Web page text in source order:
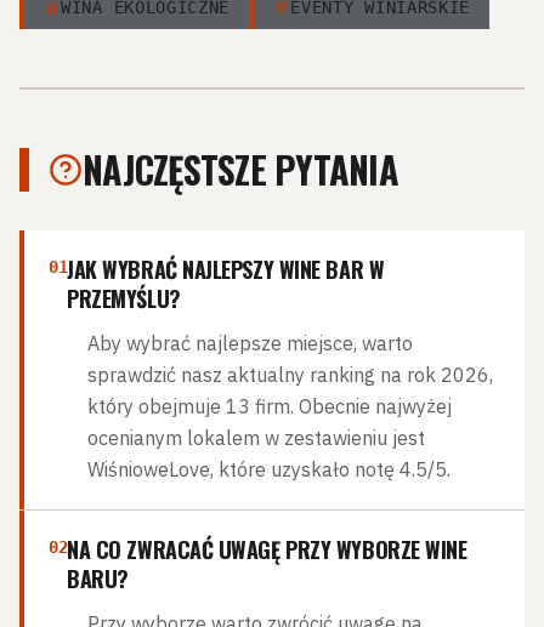
WINA EKOLOGICZNE EVENTY WINIARSKIE
NAJCZĘSTSZE PYTANIA
01JAK WYBRAĆ NAJLEPSZY WINE BAR W
PRZEMYŚLU?
Aby wybrać najlepsze miejsce, warto
sprawdzić nasz aktualny ranking na rok 2026,
który obejmuje 13 firm. Obecnie najwyżej
ocenianym lokalem w zestawieniu jest
WiśnioweLove, które uzyskało notę 4.5/5.
02NA CO ZWRACAĆ UWAGĘ PRZY WYBORZE WINE
BARU?